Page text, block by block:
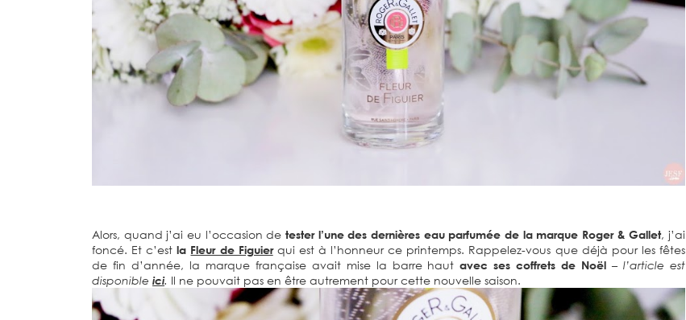
Alors, quand j’ai eu l’occasion de tester l’une des dernières eau parfumée de la marque Roger & Gallet, j’ai
foncé. Et c’estla Fleur de Figuierqui est à l’honneur ce printemps. Rappelez-vous que déjà pour les fêtes
de fin d’année, la marque française avait mise la barre hautavec ses coffrets de Noël– l’article est
disponible ici. Il ne pouvait pas en être autrement pour cette nouvelle saison.